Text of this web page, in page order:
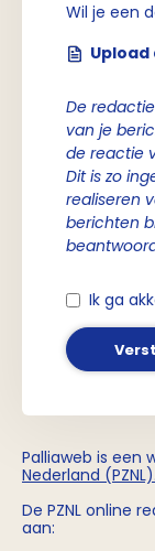
Wil je een
De
van je
de reactie
Dit is zo
realiseren
berichten
Ik ga
Palliaweb is een
Nederland (PZNL).
De PZNL online
aan: